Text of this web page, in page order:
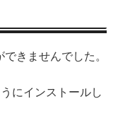
きませんでした。
にインストールし